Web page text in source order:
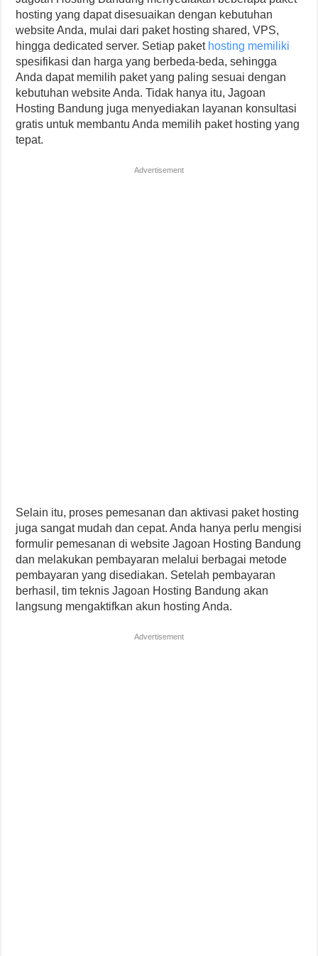
hosting yang dapat disesuaikan dengan kebutuhan
website Anda, mulai dari paket hosting shared, VPS,
hingga dedicated server. Setiap paket hosting memiliki
spesifikasi dan harga yang berbeda-beda, sehingga
Anda dapat memilih paket yang paling sesuai dengan
kebutuhan website Anda. Tidak hanya itu, Jagoan
Hosting Bandung juga menyediakan layanan konsultasi
gratis untuk membantu Anda memilih paket hosting yang
tepat.
Advertisement
Selain itu, proses pemesanan dan aktivasi paket hosting
juga sangat mudah dan cepat. Anda hanya perlu mengisi
formulir pemesanan di website Jagoan Hosting Bandung
dan melakukan pembayaran melalui berbagai metode
pembayaran yang disediakan. Setelah pembayaran
berhasil, tim teknis Jagoan Hosting Bandung akan
langsung mengaktifkan akun hosting Anda.
Advertisement